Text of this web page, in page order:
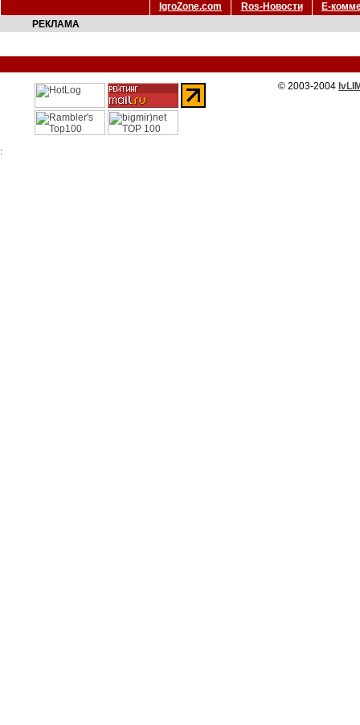
IgroZone.com Ros-Новости
Е-
РЕКЛАМА
© 2003-2004
: